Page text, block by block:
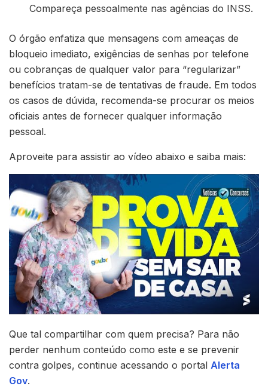
Compareça pessoalmente nas agências do INSS.
O órgão enfatiza que mensagens com ameaças de
bloqueio imediato, exigências de senhas por telefone
ou cobranças de qualquer valor para “regularizar”
benefícios tratam-se de tentativas de fraude. Em todos
os casos de dúvida, recomenda-se procurar os meios
oficiais antes de fornecer qualquer informação
pessoal.
Aproveite para assistir ao vídeo abaixo e saiba mais:
Que tal compartilhar com quem precisa? Para não
perder nenhum conteúdo como este e se prevenir
contra golpes, continue acessando o portal Alerta
Gov.